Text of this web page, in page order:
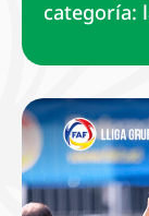
categoría: